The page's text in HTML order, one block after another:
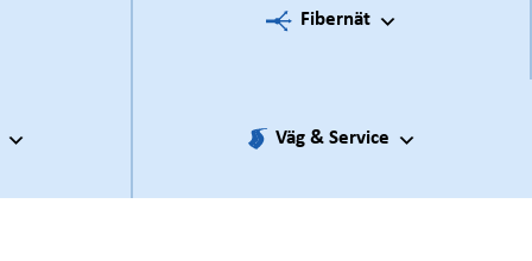
Fibernät
Väg & Service